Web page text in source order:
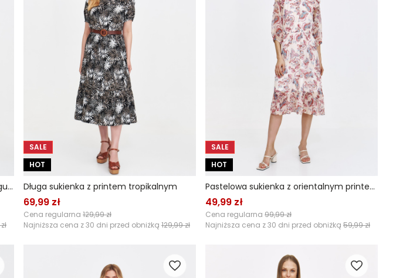
Wzorzysta sukienka midi z elastyczną gumą w talii
SALE
HOT
Długa sukienka z printem tropikalnym
69,99 zł
Cena regularna 129,99 zł
Najniższa cena z 30 dni przed obniżką 129,99 zł
SALE
HOT
Pastelowa sukienka z orientalnym printem
49,99 zł
Cena regularna 99,99 zł
Najniższa cena z 30 dni przed obniżką 59,99 zł